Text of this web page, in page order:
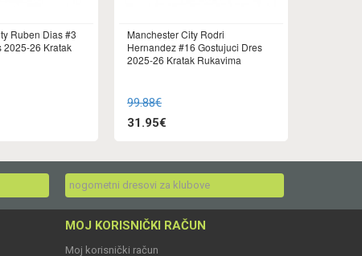
Ruben Dias #3
2025-26 Kratak
Manchester City Rodri
Hernandez #16 Gostujuci Dres
2025-26 Kratak Rukavima
99.88€
31.95€
nogometni dresovi za klubove
MOJ KORISNIČKI RAČUN
Moj korisnički račun